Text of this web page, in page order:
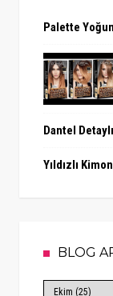
Palette
Dantel
Yıldızlı
BLOG